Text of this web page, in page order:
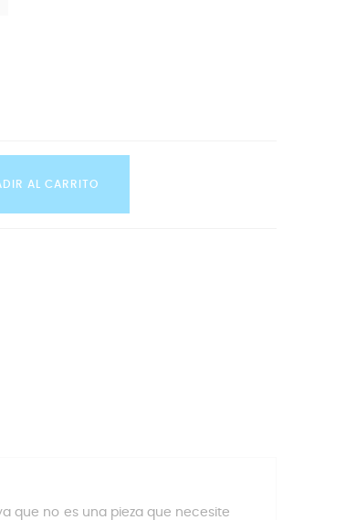
AL CARRITO
que no es una pieza que necesite